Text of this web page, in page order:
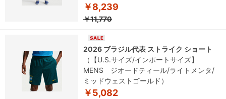
￥8,239
￥11,770
2026 ブラジル代表 ストライク ショート
（【U.S.サイズ/インポートサイズ】
MENS ジオードティール/ライトメンタ/
ミッドウェストゴールド）
￥5,082